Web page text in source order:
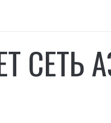
СЕТЬ